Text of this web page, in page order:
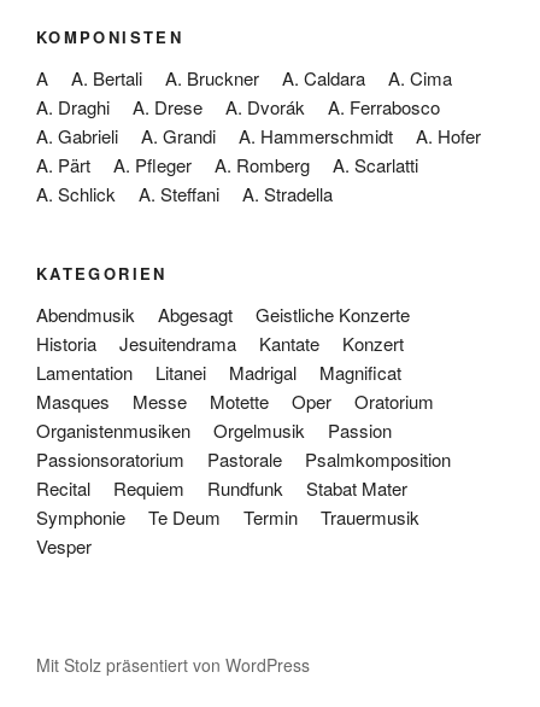
KOMPONISTEN
A A. Bertali A. Bruckner A. Caldara
A. Cima
A. Draghi
A. Drese A. Dvorák
A. Ferrabosco
A. Gabrieli
A. Grandi A. Hammerschmidt
A. Hofer
A. Pärt
A. Pfleger A. Romberg
A. Scarlatti
A. Schlick
A. Steffani A. Stradella
KATEGORIEN
Abendmusik Abgesagt
Geistliche Konzerte
Historia
Jesuitendrama Kantate
Konzert
Lamentation
Litanei Madrigal
Magnificat
Masques
Messe Motette Oper
Oratorium
Organistenmusiken
Orgelmusik
Passion
Passionsoratorium
Pastorale
Psalmkomposition
Recital
Requiem Rundfunk
Stabat Mater
Symphonie
Te Deum Termin
Trauermusik
Vesper
Mit Stolz präsentiert von WordPress